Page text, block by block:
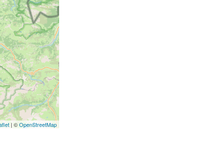
| ©OpenStreetMap